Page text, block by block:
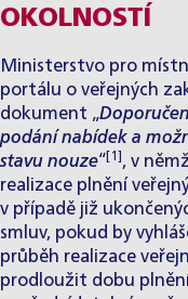
OKOLNOSTÍ
Ministerstvo pro
portálu o veřejných
dokument „
podání nabídek a
stavu nouze“ [1] , v
realizace plnění
v případě již
smluv, pokud by
průběh realizace
prodloužit dobu